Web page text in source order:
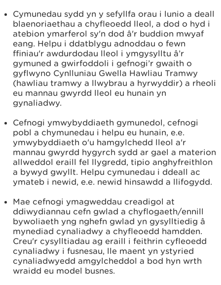
Cymunedau sydd yn y sefyllfa orau i lunio a deall
blaenoriaethau a chyfleoedd lleol, a dod o hyd i
atebion ymarferol sy'n dod â'r buddion mwyaf
eang. Helpu i ddatblygu adnoddau o fewn
ffiniau'r awdurdodau lleol i ymgysylltu â’r
gymuned a gwirfoddoli i gefnogi’r gwaith o
gyflwyno Cynlluniau Gwella Hawliau Tramwy
(hawliau tramwy a llwybrau a hyrwyddir) a rheoli
eu mannau gwyrdd lleol eu hunain yn
gynaliadwy.
Cefnogi ymwybyddiaeth gymunedol, cefnogi
pobl a chymunedau i helpu eu hunain, e.e.
ymwybyddiaeth o'u hamgylchedd lleol a'r
mannau gwyrdd hygyrch sydd ar gael a materion
allweddol eraill fel llygredd, tipio anghyfreithlon
a bywyd gwyllt. Helpu cymunedau i ddeall ac
ymateb i newid, e.e. newid hinsawdd a llifogydd.
Mae cefnogi ymagweddau creadigol at
ddiwydiannau cefn gwlad a chyflogaeth/ennill
bywoliaeth yng nghefn gwlad yn gysylltiedig â
mynediad cynaliadwy a chyfleoedd hamdden.
Creu'r cysylltiadau ag eraill i feithrin cyfleoedd
cynaliadwy i fusnesau, lle maent yn ystyried
cynaliadwyedd amgylcheddol a bod hyn wrth
wraidd eu model busnes.